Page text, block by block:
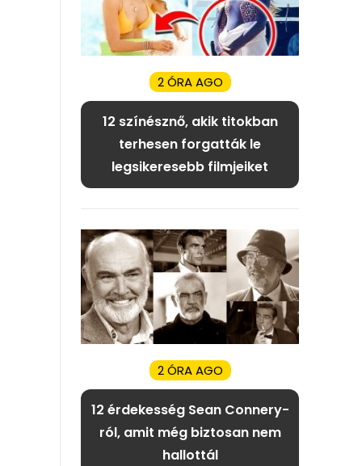
2 ÓRA AGO
12 színésznő, akik titokban
terhesen forgatták le
legsikeresebb filmjeiket
2 ÓRA AGO
12 érdekesség Sean Connery-
ról, amit még biztosan nem
hallottál